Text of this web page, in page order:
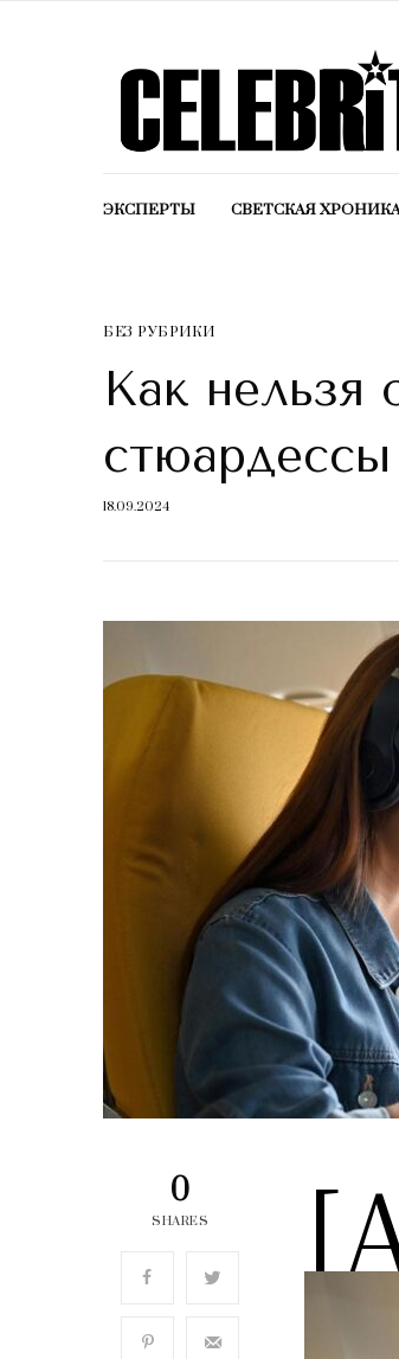
ЭКСПЕРТЫ СВЕТСКАЯ
БЕЗ РУБРИКИ
Как нельзя
стюардессы
18.09.2024
0
SHARES